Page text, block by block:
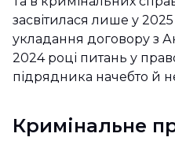
засвітилася лише у
укладання договору з
2024 році питань у
підрядника начебто й
Кримінальне